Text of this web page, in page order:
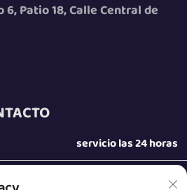
6, Patio 18, Calle Central de
servicio las 24 horas